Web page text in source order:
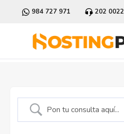
984 727 971 202 0022